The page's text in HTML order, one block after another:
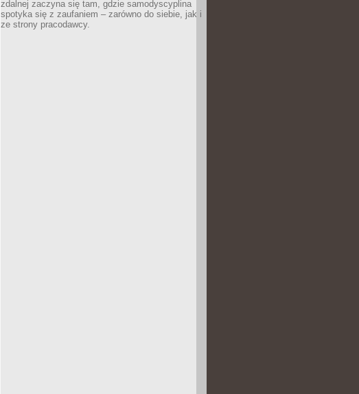
zdalnej zaczyna się tam, gdzie samodyscyplina
spotyka się z zaufaniem – zarówno do siebie, jak i
ze strony pracodawcy.